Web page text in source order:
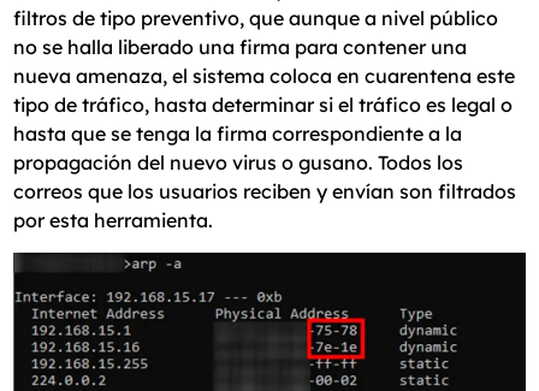
filtros de tipo preventivo, que aunque a nivel público
no se halla liberado una firma para contener una
nueva amenaza, el sistema coloca en cuarentena este
tipo de tráfico, hasta determinar si el tráfico es legal o
hasta que se tenga la firma correspondiente a la
propagación del nuevo virus o gusano. Todos los
correos que los usuarios reciben y envían son filtrados
por esta herramienta.